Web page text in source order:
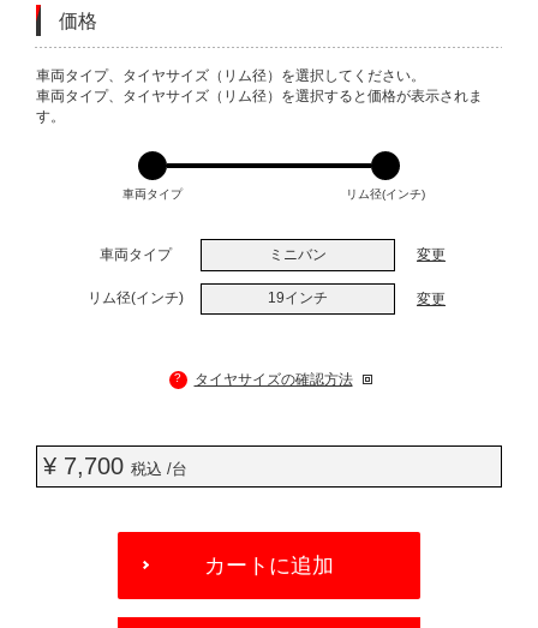
価格
VARIATIONS
車両タイプ、タイヤサイズ（リム径）を選択してください。
車両タイプ、タイヤサイズ（リム径）を選択すると価格が表示されま
す。
車両タイプ リム径(インチ)
車両タイプ ミニバン 変更
リム径(インチ) 19インチ 変更
? タイヤサイズの確認方法
¥ 7,700 税込 /台
OPTIONS
カートに追加